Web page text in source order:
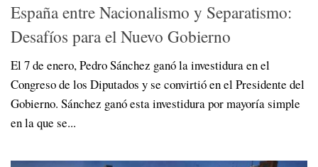
España entre Nacionalismo y Separatismo:
Desafíos para el Nuevo Gobierno
El 7 de enero, Pedro Sánchez ganó la investidura en el
Congreso de los Diputados y se convirtió en el Presidente del
Gobierno. Sánchez ganó esta investidura por mayoría simple
en la que se...